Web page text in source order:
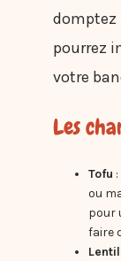
domptez
pourrez
votre
Les
Tofu
ou
pour
faire